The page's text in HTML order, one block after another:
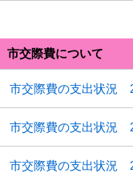
市交際費について
市交際費の支出状況
市交際費の支出状況
市交際費の支出状況